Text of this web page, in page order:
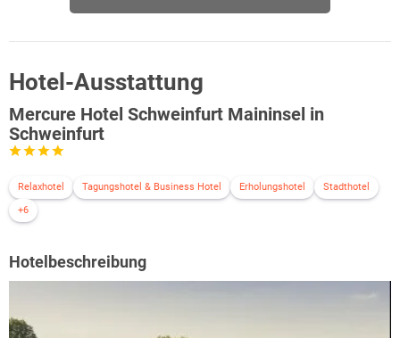
Hotel-Ausstattung
Mercure Hotel Schweinfurt Maininsel in
Schweinfurt
Relaxhotel Tagungshotel & Business Hotel Erholungshotel
Stadthotel
+6
Hotelbeschreibung